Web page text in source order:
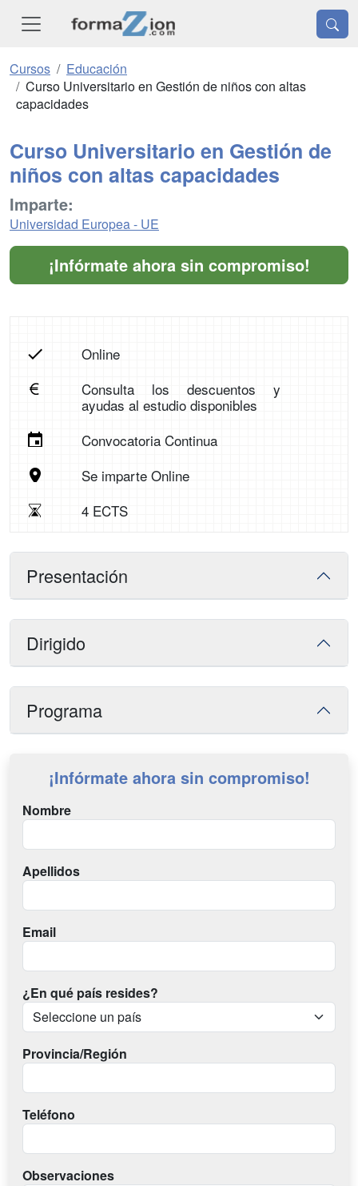
Cursos
Educación
Curso Universitario en Gestión de niños con altas
capacidades
Curso Universitario en Gestión de
niños con altas capacidades
Imparte:
Universidad Europea - UE
¡Infórmate ahora sin compromiso!
Online
Consulta los descuentos y
ayudas al estudio disponibles
Convocatoria Continua
Se imparte Online
4 ECTS
Presentación
Dirigido
Programa
¡Infórmate ahora sin compromiso!
Nombre
Apellidos
Email
¿En qué país resides?
Provincia/Región
Teléfono
Observaciones